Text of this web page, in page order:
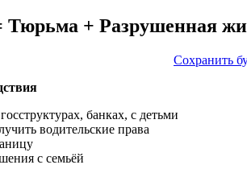
Тюрьма + Разрушенная
Сохранить
банках, с детьми
водительские права
с семьёй